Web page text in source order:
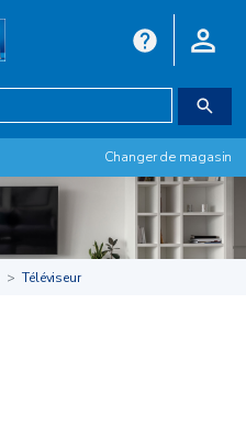
Changer de magasin
Téléviseur